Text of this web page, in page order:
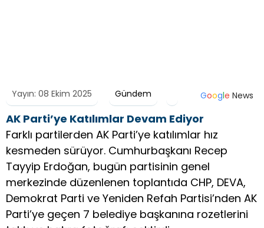
Yayın: 08 Ekim 2025 Gündem Google News
AK Parti’ye Katılımlar Devam Ediyor
Farklı partilerden AK Parti’ye katılımlar hız
kesmeden sürüyor. Cumhurbaşkanı Recep
Tayyip Erdoğan, bugün partisinin genel
merkezinde düzenlenen toplantıda CHP, DEVA,
Demokrat Parti ve Yeniden Refah Partisi’nden AK
Parti’ye geçen 7 belediye başkanına rozetlerini